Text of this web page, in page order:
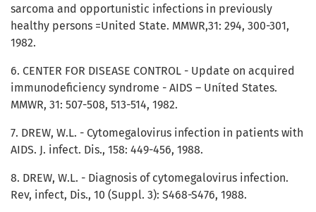
sarcoma and opportunistic infections in previously
healthy persons =United State. MMWR,31: 294, 300-301,
1982.
6. CENTER FOR DISEASE CONTROL - Update on acquired
immunodeficiency syndrome - AIDS – Uníted States.
MMWR, 31: 507-508, 513-514, 1982.
7. DREW, W.L. - Cytomegalovirus infection in patients with
AIDS. J. infect. Dis., 158: 449-456, 1988.
8. DREW, W.L. - Diagnosis of cytomegalovirus infection.
Rev, infect, Dis., 10 (Suppl. 3): S468-S476, 1988.